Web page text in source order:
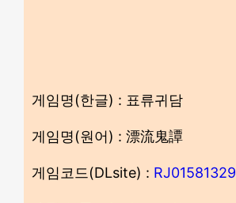
게임명(한글) : 표류귀담
게임명(원어) : 漂流鬼譚
게임코드(DLsite) : RJ01581329